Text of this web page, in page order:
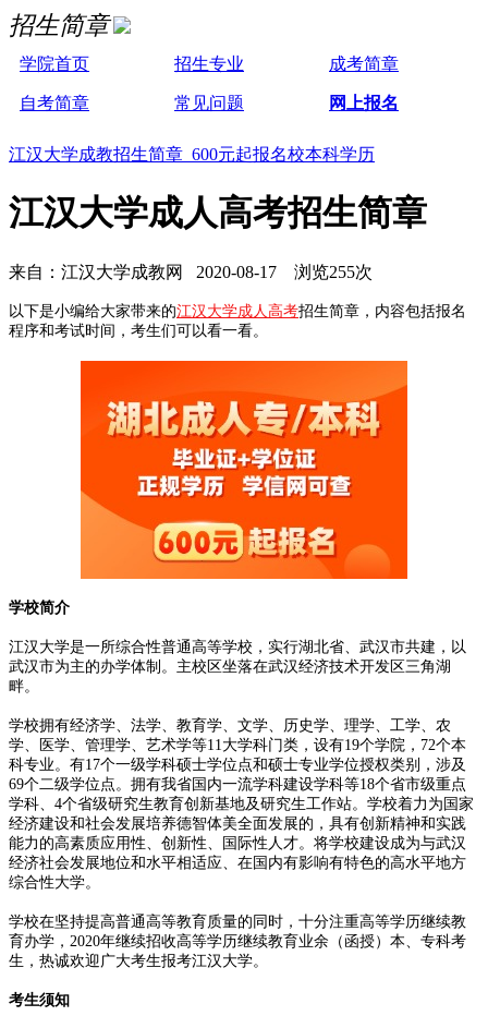
招生简章
学院首页 招生专业 成考简章
自考简章 常见问题 网上报名
江汉大学成教招生简章 600元起报名校本科学历
江汉大学成人高考招生简章
来自：江汉大学成教网 2020-08-17 浏览255次
以下是小编给大家带来的江汉大学成人高考招生简章，内容包括报名
程序和考试时间，考生们可以看一看。
学校简介
江汉大学是一所综合性普通高等学校，实行湖北省、武汉市共建，以
武汉市为主的办学体制。主校区坐落在武汉经济技术开发区三角湖
畔。
学校拥有经济学、法学、教育学、文学、历史学、理学、工学、农
学、医学、管理学、艺术学等11大学科门类，设有19个学院，72个本
科专业。有17个一级学科硕士学位点和硕士专业学位授权类别，涉及
69个二级学位点。拥有我省国内一流学科建设学科等18个省市级重点
学科、4个省级研究生教育创新基地及研究生工作站。学校着力为国家
经济建设和社会发展培养德智体美全面发展的，具有创新精神和实践
能力的高素质应用性、创新性、国际性人才。将学校建设成为与武汉
经济社会发展地位和水平相适应、在国内有影响有特色的高水平地方
综合性大学。
学校在坚持提高普通高等教育质量的同时，十分注重高等学历继续教
育办学，2020年继续招收高等学历继续教育业余（函授）本、专科考
生，热诚欢迎广大考生报考江汉大学。
考生须知